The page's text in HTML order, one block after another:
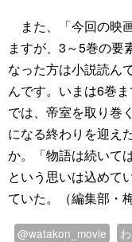
また、「今回の映
ますが、3～5巻の要
なった方は小説読ん
んです。いまは6巻
では、帝室を取り巻
になる終わりを迎え
か。「物語は続いて
という思いは込めて
ていた。（編集部・
@watakon_movie